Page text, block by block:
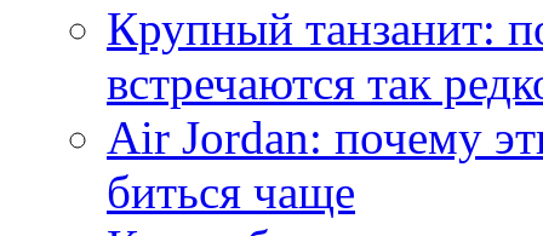
Крупный танзанит:
встречаются так
Air Jordan: почему
биться чаще